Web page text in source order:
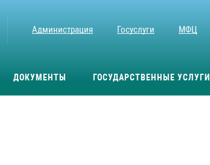
Администрация Госуслуги МФЦ
ДОКУМЕНТЫ ГОСУДАРСТВЕННЫЕ УСЛУГИ